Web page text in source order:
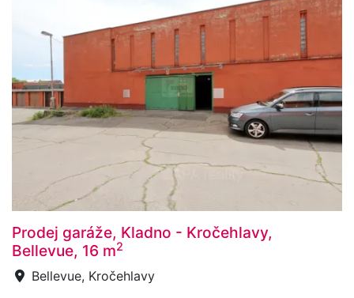
Prodej garáže, Kladno - Kročehlavy,
Bellevue, 16 m2
Bellevue, Kročehlavy